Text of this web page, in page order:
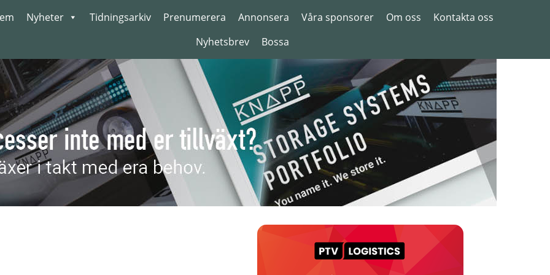
Nyheter Tidningsarkiv Prenumerera Annonsera Våra sponsorer Om oss
Kontakta oss
Nyhetsbrev
Bossa